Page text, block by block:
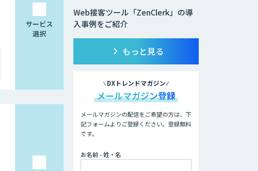
サービス
選択
Web接客ツール「ZenClerk」の導
入事例をご紹介
もっと見る
DXトレンドマガジン
メールマガジン登録
メールマガジンの配信をご希望の方は、下
記フォームよりご登録ください。登録無料
です。
お名前 - 姓・名